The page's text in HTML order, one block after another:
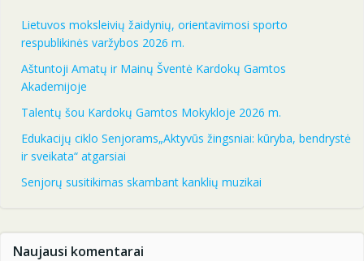
Lietuvos moksleivių žaidynių, orientavimosi sporto
respublikinės varžybos 2026 m.
Aštuntoji Amatų ir Mainų Šventė Kardokų Gamtos
Akademijoje
Talentų šou Kardokų Gamtos Mokykloje 2026 m.
Edukacijų ciklo Senjorams„Aktyvūs žingsniai: kūryba, bendrystė
ir sveikata“ atgarsiai
Senjorų susitikimas skambant kanklių muzikai
Naujausi komentarai